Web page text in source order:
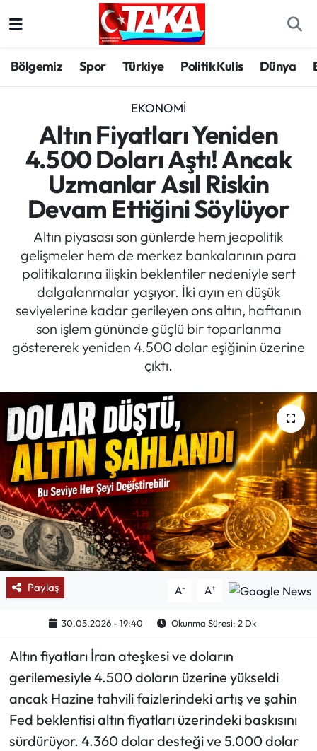
Bölgemiz Spor Türkiye Politik Kulis Dünya
EKONOMI
Altın Fiyatları Yeniden
4.500 Doları Aştı! Ancak
Uzmanlar Asıl Riskin
Devam Ettiğini Söylüyor
Altın piyasası son günlerde hem jeopolitik
gelişmeler hem de merkez bankalarının para
politikalarına ilişkin beklentiler nedeniyle sert
dalgalanmalar yaşıyor. İki ayın en düşük
seviyelerine kadar gerileyen ons altın, haftanın
son işlem gününde güçlü bir toparlanma
göstererek yeniden 4.500 dolar eşiğinin üzerine
çıktı.
Paylaş A- A+
30.05.2026 - 19:40 Okunma Süresi: 2 Dk
Altın fiyatları İran ateşkesi ve doların
gerilemesiyle 4.500 doların üzerine yükseldi
ancak Hazine tahvili faizlerindeki artış ve şahin
Fed beklentisi altın fiyatları üzerindeki baskısını
sürdürüyor. 4.360 dolar desteği ve 5.000 dolar
Spor
Türkiye
Kültür/Sanat
Politika
Politik Kulis
Dünya
Magazin
Mektup Galeri
Manşet
Köşe Yazıları
Karikatür Galeri
BIK
ASTROLOJİ
Spor Yazıları
Mektup Galeri
Ekonomi
Sağlık
Turizm
Trabzon Hava Durumu
Trabzon Trafik Yoğunluk Haritası
Süper Lig Puan Durumu ve Fikstür
Tüm Manşetler
Son Dakika Haberleri
Haber Arşivi